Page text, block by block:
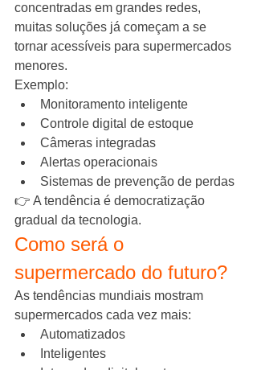
concentradas em grandes redes,
muitas soluções já começam a se
tornar acessíveis para supermercados
menores.
Exemplo:
Monitoramento inteligente
Controle digital de estoque
Câmeras integradas
Alertas operacionais
Sistemas de prevenção de perdas
👉 A tendência é democratização
gradual da tecnologia.
Como será o
supermercado do futuro?
As tendências mundiais mostram
supermercados cada vez mais:
Automatizados
Inteligentes